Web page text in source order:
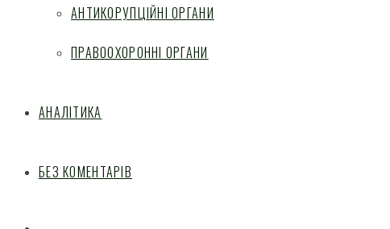
АНТИКОРУПЦІЙНІ ОРГАНИ
ПРАВООХОРОННІ ОРГАНИ
АНАЛІТИКА
БЕЗ КОМЕНТАРІВ